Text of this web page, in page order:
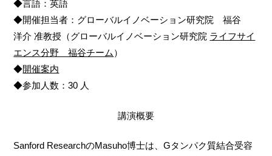
◆言語：英語
◆開催担当者：グローバルイノベーション研究院 福谷
洋介 准教授（グローバルイノベーション研究院 ライフサイ
エンス分野 福谷チーム ）
◆開催案内
◆参加人数：30 人
講演概要
Sanford ResearchのMasuho博士は、Gタンパク質結合受容